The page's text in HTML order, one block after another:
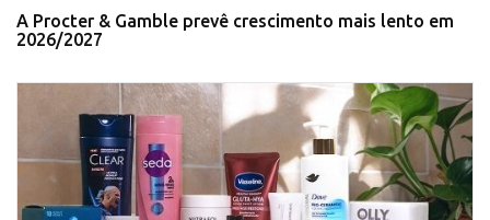
A Procter & Gamble prevê crescimento mais lento em
2026/2027